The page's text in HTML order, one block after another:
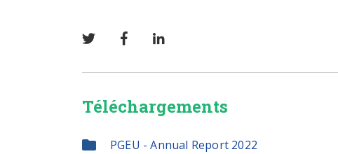
Téléchargements
PGEU - Annual Report 2022